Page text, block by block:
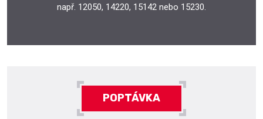
např. 12050, 14220, 15142 nebo 15230.
POPTÁVKA